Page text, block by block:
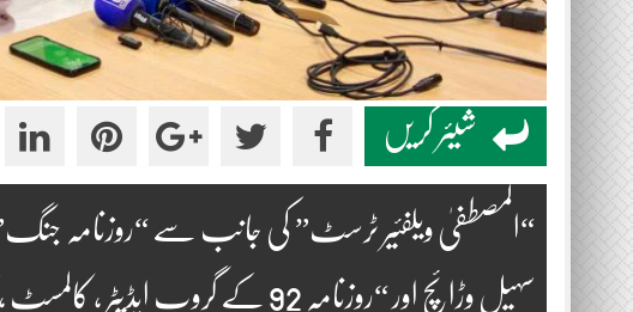
شیئر کریں
“المصطفیٰ ویلفئیر ٹرسٹ” کی جانب سے “روزنامہ جنگ”
سہیل وڑائچ اور “روزنامہ 92 کے گروپ